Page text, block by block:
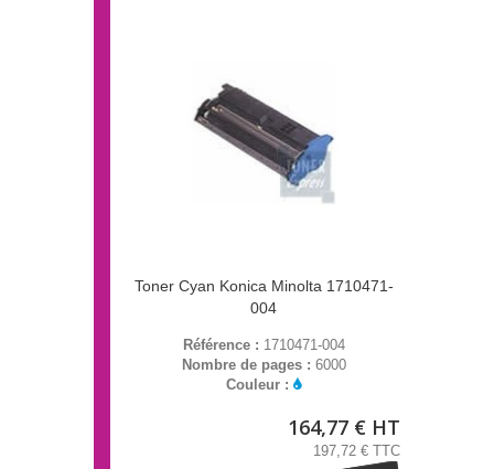
Toner Cyan Konica Minolta 1710471-
004
Référence : 1710471-004
Nombre de pages : 6000
Couleur :
164,77 € HT
197,72 € TTC